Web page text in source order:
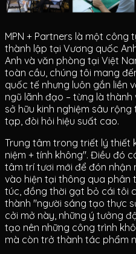
MPN + Partners là một công
thành lập tại Vương quốc
Anh và văn phòng tại Việt
toàn cầu, chúng tôi mang
quốc tế nhưng luôn gắn liền
ngũ lãnh đạo – từng là
sở hữu kinh nghiệm sâu
tạp, đòi hỏi hiệu suất cao.
Trung tâm trong triết lý thiết
niệm + tính không". Điều đó
tâm trí tươi mới để đón nhận
vào hiện tại thông qua phân
túc, đồng thời gạt bỏ cái tôi
thành "người sáng tạo thực
cởi mở này, những ý tưởng
tạo nên những công trình
mà còn trở thành tác phẩm